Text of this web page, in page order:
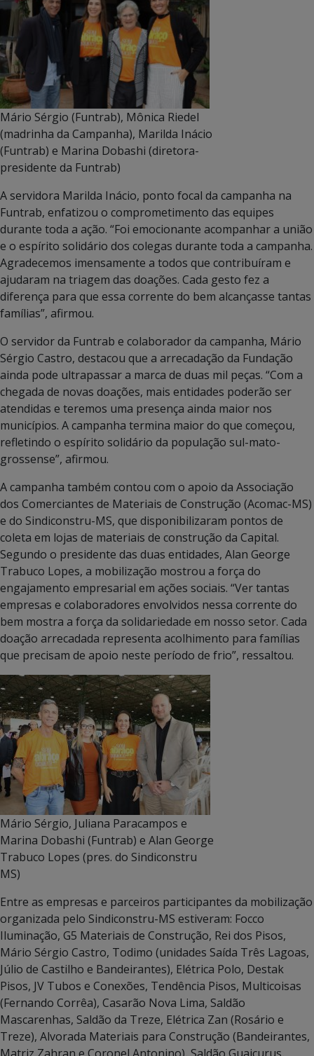
Mário Sérgio (Funtrab), Mônica Riedel
(madrinha da Campanha), Marilda Inácio
(Funtrab) e Marina Dobashi (diretora-
presidente da Funtrab)
A servidora Marilda Inácio, ponto focal da campanha na
Funtrab, enfatizou o comprometimento das equipes
durante toda a ação. “Foi emocionante acompanhar a união
e o espírito solidário dos colegas durante toda a campanha.
Agradecemos imensamente a todos que contribuíram e
ajudaram na triagem das doações. Cada gesto fez a
diferença para que essa corrente do bem alcançasse tantas
famílias”, afirmou.
O servidor da Funtrab e colaborador da campanha, Mário
Sérgio Castro, destacou que a arrecadação da Fundação
ainda pode ultrapassar a marca de duas mil peças. “Com a
chegada de novas doações, mais entidades poderão ser
atendidas e teremos uma presença ainda maior nos
municípios. A campanha termina maior do que começou,
refletindo o espírito solidário da população sul-mato-
grossense”, afirmou.
A campanha também contou com o apoio da Associação
dos Comerciantes de Materiais de Construção (Acomac-MS)
e do Sindiconstru-MS, que disponibilizaram pontos de
coleta em lojas de materiais de construção da Capital.
Segundo o presidente das duas entidades, Alan George
Trabuco Lopes, a mobilização mostrou a força do
engajamento empresarial em ações sociais. “Ver tantas
empresas e colaboradores envolvidos nessa corrente do
bem mostra a força da solidariedade em nosso setor. Cada
doação arrecadada representa acolhimento para famílias
que precisam de apoio neste período de frio”, ressaltou.
Mário Sérgio, Juliana Paracampos e
Marina Dobashi (Funtrab) e Alan George
Trabuco Lopes (pres. do Sindiconstru
MS)
Entre as empresas e parceiros participantes da mobilização
organizada pelo Sindiconstru-MS estiveram: Focco
Iluminação, G5 Materiais de Construção, Rei dos Pisos,
Mário Sérgio Castro, Todimo (unidades Saída Três Lagoas,
Júlio de Castilho e Bandeirantes), Elétrica Polo, Destak
Pisos, JV Tubos e Conexões, Tendência Pisos, Multicoisas
(Fernando Corrêa), Casarão Nova Lima, Saldão
Mascarenhas, Saldão da Treze, Elétrica Zan (Rosário e
Treze), Alvorada Materiais para Construção (Bandeirantes,